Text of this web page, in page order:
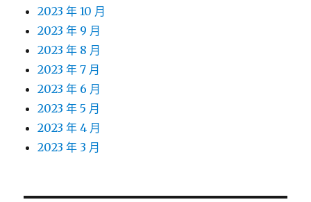
2023 年 10 月
2023 年 9 月
2023 年 8 月
2023 年 7 月
2023 年 6 月
2023 年 5 月
2023 年 4 月
2023 年 3 月